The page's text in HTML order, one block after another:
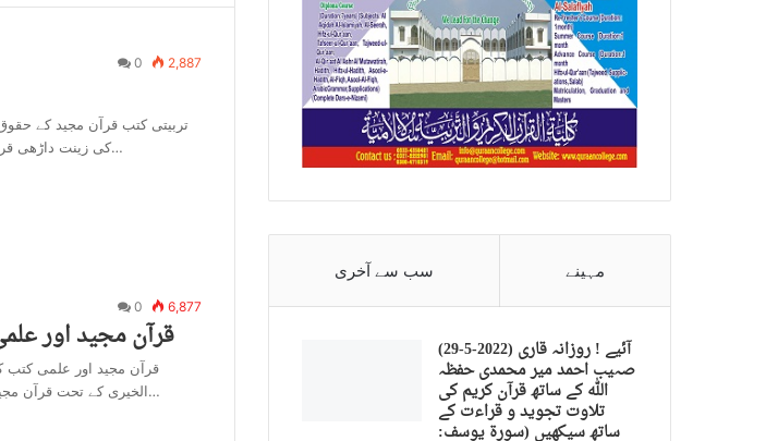
0 2,887
تربیتی کتب قرآن مجید کے
کی زینت داڑھی قرآن مجید اور اس کی تجوید…
0 6,877
قرآن مجید اور
قرآن مجید اور علمی کتب
الخیری کے تحت قرآن مجید {بیاض والا اور حافظی }…
سب سے آخری مہینے
(29-5-2022) آئیے ! روزانہ قاری
صہیب احمد میر محمدی حفظہ
اللہ کے ساتھ قرآن کریم کی
تلاوت تجوید و قراءت کے
ساتھ سیکھیں (سورة يوسف: